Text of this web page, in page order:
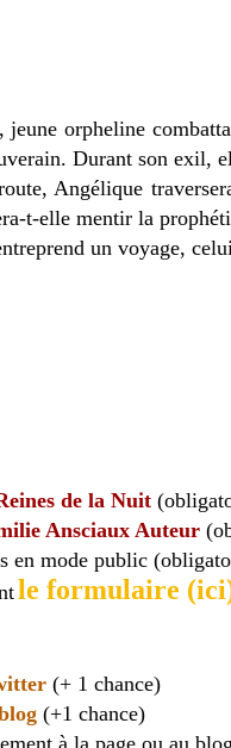
jeune orpheline
Durant son exil,
Angélique
t-elle mentir la
un voyage,
de la Nuit
Ansciaux Auteur
en mode public
le formulaire
(+ 1 chance)
(+1 chance)
à la page ou au